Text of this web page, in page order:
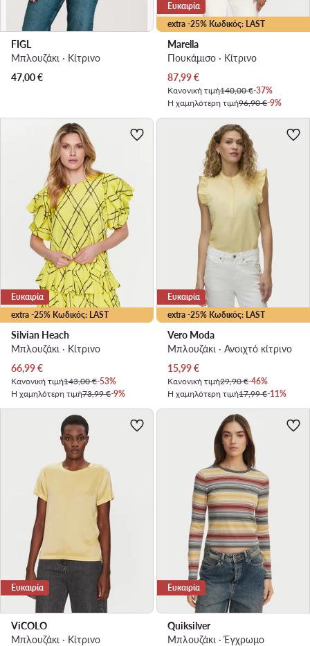
FIGL
Μπλουζάκι · Κίτρινο
47,00€
extra -25% Κωδικός: LAST
Ευκαιρία
Marella
Πουκάμισο · Κίτρινο
Τρέχουσα τιμή
87,99€
Κανονική τιμή140,00 €-37%
Η χαμηλότερη τιμή96,90 €-9%
extra -25% Κωδικός: LAST
Ευκαιρία
Silvian Heach
Μπλουζάκι · Κίτρινο
Τρέχουσα τιμή
66,99€
Κανονική τιμή143,00 €-53%
Η χαμηλότερη τιμή73,99 €-9%
extra -25% Κωδικός: LAST
Ευκαιρία
Vero Moda
Μπλουζάκι · Ανοιχτό κίτρινο
Τρέχουσα τιμή
15,99€
Κανονική τιμή29,90 €-46%
Η χαμηλότερη τιμή17,99 €-11%
Ευκαιρία
ViCOLO
Μπλουζάκι · Κίτρινο
Ευκαιρία
Quiksilver
Μπλουζάκι · Έγχρωμο